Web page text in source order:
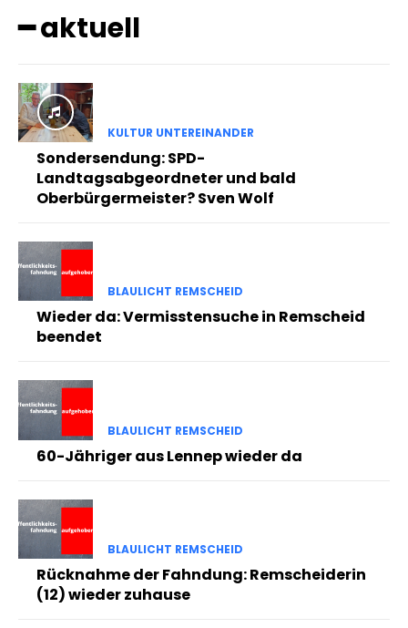
━ aktuell
KULTUR UNTEREINANDER
Sondersendung: SPD-
Landtagsabgeordneter und bald
Oberbürgermeister? Sven Wolf
BLAULICHT REMSCHEID
Wieder da: Vermisstensuche in Remscheid
beendet
BLAULICHT REMSCHEID
60-Jähriger aus Lennep wieder da
BLAULICHT REMSCHEID
Rücknahme der Fahndung: Remscheiderin
(12) wieder zuhause